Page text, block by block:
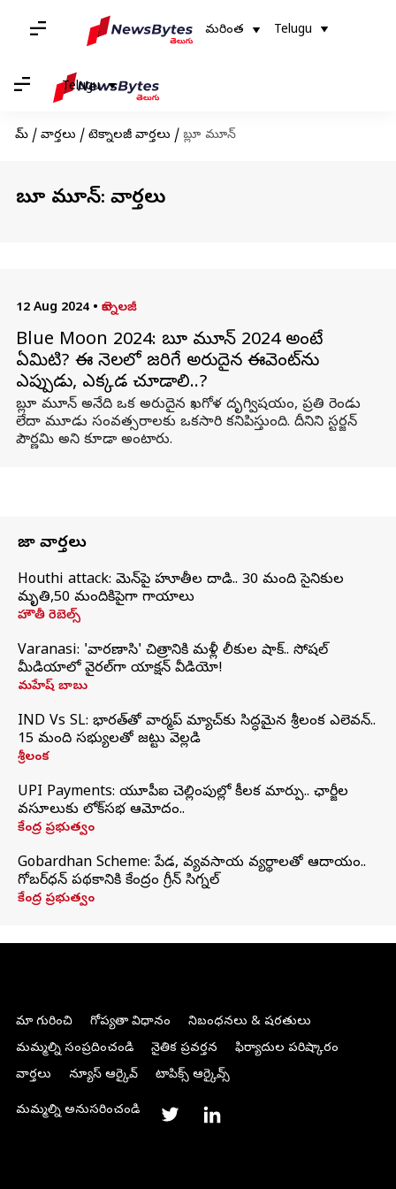
మరింత Telugu
Telugu
హోమ్ / వార్తలు / టెక్నాలజీ వార్తలు / బ్లూ మూన్
బ్లూ మూన్: వార్తలు
12 Aug 2024 • టెక్నాలజీ
Blue Moon 2024: బ్లూ మూన్ 2024 అంటే
ఏమిటి? ఈ నెలలో జరిగే అరుదైన ఈవెంట్‌ను
ఎప్పుడు, ఎక్కడ చూడాలి..?
బ్లూ మూన్ అనేది ఒక అరుదైన ఖగోళ దృగ్విషయం, ప్రతి రెండు
లేదా మూడు సంవత్సరాలకు ఒకసారి కనిపిస్తుంది. దీనిని స్టర్జన్
పౌర్ణమి అని కూడా అంటారు.
తాజా వార్తలు
Houthi attack: యెమెన్‌పై హూతీల దాడి.. 30 మంది సైనికుల
మృతి,50 మందికిపైగా గాయాలు
హౌతీ రెబెల్స్
Varanasi: 'వారణాసి' చిత్రానికి మళ్లీ లీకుల షాక్.. సోషల్
మీడియాలో వైరల్‌గా యాక్షన్ వీడియో!
మహేష్ బాబు
IND Vs SL: భారత్‌తో వార్మప్‌ మ్యాచ్‌కు సిద్ధమైన శ్రీలంక ఎలెవన్..
15 మంది సభ్యులతో జట్టు వెల్లడి
శ్రీలంక
UPI Payments: యూపీఐ చెల్లింపుల్లో కీలక మార్పు.. ఛార్జీల
వసూలుకు లోక్‌సభ ఆమోదం..
కేంద్ర ప్రభుత్వం
Gobardhan Scheme: పేడ, వ్యవసాయ వ్యర్థాలతో ఆదాయం..
గోబర్‌ధన్ పథకానికి కేంద్రం గ్రీన్ సిగ్నల్
కేంద్ర ప్రభుత్వం
మా గురించి గోప్యతా విధానం
నిబంధనలు & షరతులు
మమ్మల్ని సంప్రదించండి
నైతిక ప్రవర్తన
ఫిర్యాదుల పరిష్కారం
వార్తలు
న్యూస్ ఆర్కైవ్ టాపిక్స్ ఆర్కైవ్స్
మమ్మల్ని అనుసరించండి